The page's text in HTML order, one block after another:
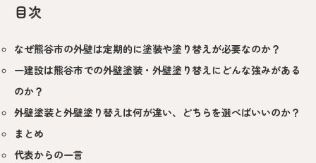
目次
なぜ熊谷市の外壁は定期的に塗装や塗り替えが必要なのか？
一建設は熊谷市での外壁塗装・外壁塗り替えにどんな強みがある
のか？
外壁塗装と外壁塗り替えは何が違い、どちらを選べばいいのか？
まとめ
代表からの一言